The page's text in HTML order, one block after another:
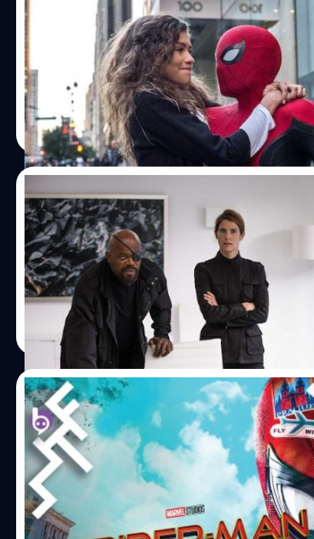
[มีสปอยล์] แท้จริงแล้ว Spider-Man: Far
สำหรับใครที่ดู Spider-Man Far From Home มาแล้วก็จะทร
นะคะ เพราะเนื้อหาของบทความนี้มีสปอยล์ 100% เลยค่ะ เนื้
ฟังว่า "จริงๆ เดิม Peter ไม่อยากเปิดเผยตัวตนให้สาธารณะท
ให้ตัวร้ายอย่าง Mysterio หลอก Peter ทำ" จริงๆ หลังล้ม
ก็เติบโตขึ้นแล้ว เราก็ใส่งานให้ Peter อีกครั้งด้วยฉากหลัง
Natnaree TK | 2582 days ago
Read More
[มีสปอยล์] ไขปริศนาฉากหลัง End credit ของ
Spider man: Far From Home เล่าเหตุการณ์ต่อจาก
ต่อไปแล้ว เขาจะทำอย่างไรต่อ? อันนี้เอาไปดูในโรงกันเอง
ปอยล์ ยังไม่ดูข้ามเถอะนะ ในฆากหลัง End credit ที่สองของ
เหมือนยานหรือแลบของ Marvel จาก Captain Marvel จึงเป็
เกิดเหตุการณ์มนุษย์ต่างดาวบุกโลกก็ทำให้ Nick Fury เชื่อ
Natnaree TK | 2583 days ago
Read More
09/07/2019
17 อีสเตอร์เอ้กใน Spider-man : Far From
โดยปกติแล้วหนังที่มีศักยภาพสานต่อเป็นแฟรนไชส์ได้ยาว ๆ
แทรกจุดเชื่อมโยงกับหนังเรื่องอื่น อ้างอิงถึงต้นฉบับ หรือแอ
เตอร์เอ้ก" ซึ่งหนังในช่วง 10 ปีให้หลังมานี่ เริ่มมีการสอดแทร
มองเห็นกันครบถ้วนหรือไม่ และเมื่อ Spider-man : Far
เฟส 3 ไปเฟส 4 หนังยิ่งมีอีสเตอร์เอ้กมากเป็นพิเศษทั้งที่อ้างอิ
หลัก ๆ ที่เราสังเกตเห็นแล้วหยิบมาฝากกัน 1.ความสัมพันธ์ขอ
สุชยา เกษจำรัส | 2587 days ago